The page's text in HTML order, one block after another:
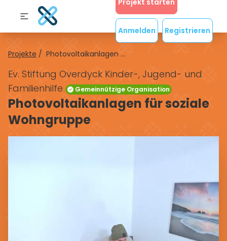
Projekt starten
Anmelden Registrieren
Projekte / Photovoltaikanlagen ...
Ev. Stiftung Overdyck Kinder-, Jugend- und
Familienhilfe
Gemeinnützige Organisation
Photovoltaikanlagen für soziale
Wohngruppe